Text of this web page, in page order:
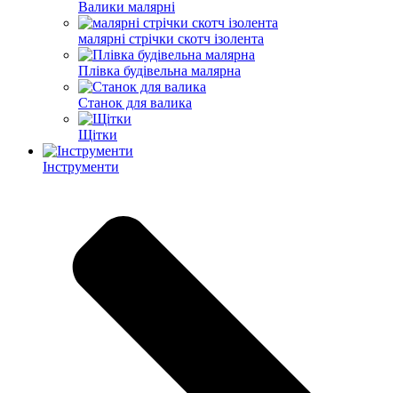
Валики малярні
малярні стрічки скотч ізолента
Плівка будівельна малярна
Станок для валика
Щітки
Інструменти